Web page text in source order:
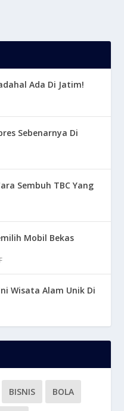
Ada Di Jatim!
Sebenarnya Di
Sembuh TBC Yang
Mobil Bekas
Wisata Alam Unik Di
BISNIS BOLA